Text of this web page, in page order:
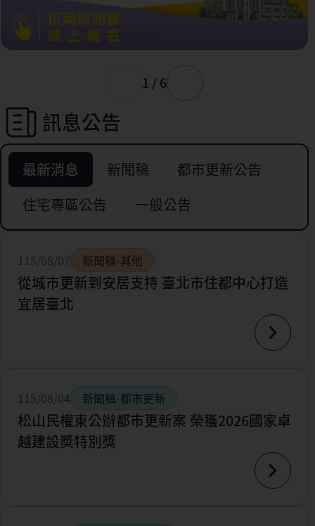
1 / 6
訊息公告
最新消息 新聞稿
都市更新公告
住宅專區公告
一般公告
115/08/07 新聞稿-其他
從城市更新到安居支持 臺北市住都中心打造
宜居臺北
115/08/04 新聞稿-都市更新
松山民權東公辦都市更新案 榮獲2026國家卓
越建設獎特別獎